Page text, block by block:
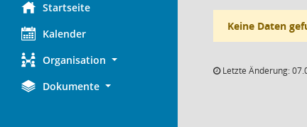
Startseite
Kalender
Organisation
Dokumente
Keine Daten
Letzte Änderung: